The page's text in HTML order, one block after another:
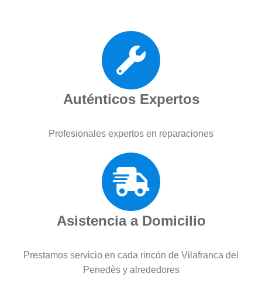
Auténticos Expertos
Profesionales expertos en reparaciones
Asistencia a Domicilio
Prestamos servicio en cada rincón de Vilafranca del
Penedès y alrededores